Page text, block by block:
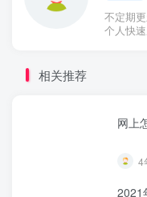
不定期
个人快
相关推荐
网上
4
2021